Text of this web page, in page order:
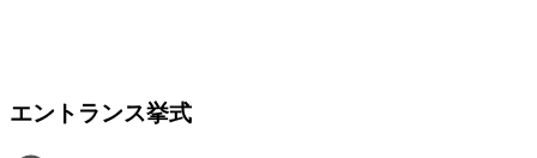
エントランス挙式